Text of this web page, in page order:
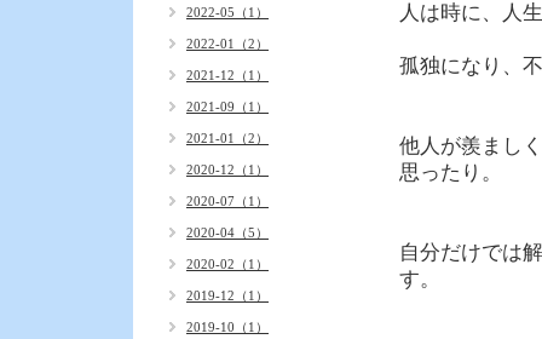
人は時に、人
孤独になり、
他人が羨まし
思ったり。
自分だけでは
す。
2022-05（1）
2022-01（2）
2021-12（1）
2021-09（1）
2021-01（2）
2020-12（1）
2020-07（1）
2020-04（5）
2020-02（1）
2019-12（1）
2019-10（1）